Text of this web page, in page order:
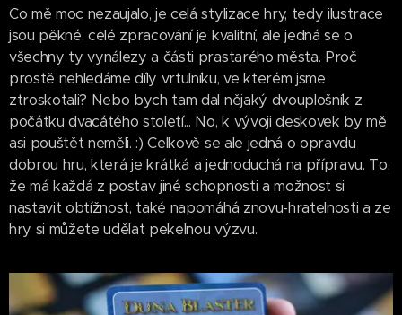
Co mě moc nezaujalo, je celá stylizace hry, tedy ilustrace
jsou pěkné, celé zpracování je kvalitní, ale jedná se o
všechny ty vynálezy a části prastarého města. Proč
prostě nehledáme díly vrtulníku, ve kterém jsme
ztroskotali? Nebo bych tam dal nějaký dvouplošník z
počátku dvacátého století... No, k vývoji deskovek by mě
asi pouštět neměli. :) Celkově se ale jedná o opravdu
dobrou hru, která je krátká a jednoduchá na přípravu. To,
že má každá z postav jiné schopnosti a možnost si
nastavit obtížnost, také napomáhá znovu-hratelnosti a ze
hry si můžete udělat pekelnou výzvu.